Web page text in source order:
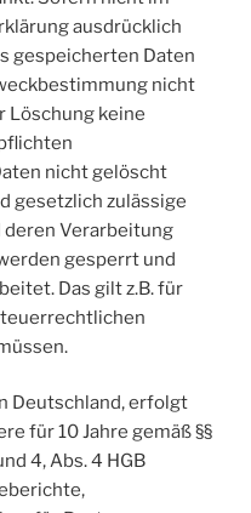
ausdrücklich
gespeicherten Daten
nicht
Löschung keine
nicht gelöscht
gesetzlich zulässige
deren Verarbeitung
gesperrt und
Das gilt z.B. für
Deutschland, erfolgt
für 10 Jahre gemäß §§
4, Abs. 4 HGB